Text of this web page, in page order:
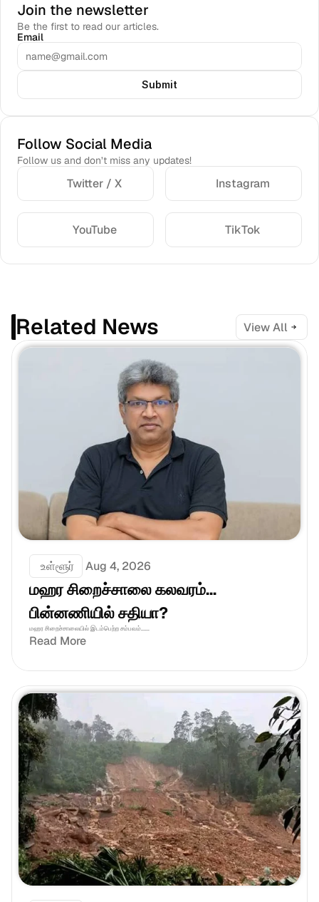
Join the newsletter
Be the first to read our articles.
Email
Submit
Follow Social Media
Follow us and don’t miss any updates!
Twitter / X Instagram
YouTube TikTok
Related News View All
உள்ளூர் Aug 4, 2026
மஹர சிறைச்சாலை கலவரம்...
பின்னணியில் சதியா?
மஹர சிறைச்சாலையில் இடம்பெற்ற சம்பவம்......
Read More